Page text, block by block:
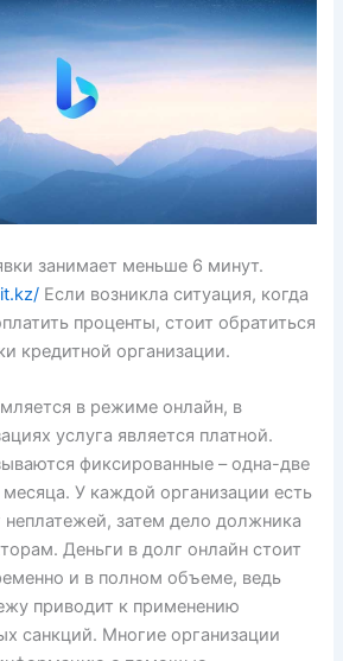
занимает меньше 6 минут.
Если возникла ситуация, когда
проценты, стоит обратиться
кредитной организации.
в режиме онлайн, в
услуга является платной.
фиксированные – одна-две
У каждой организации есть
неплатежей, затем дело должника
Деньги в долг онлайн стоит
и в полном объеме, ведь
приводит к применению
санкций. Многие организации